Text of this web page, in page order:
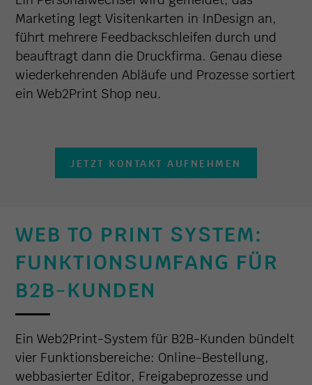
Marketing legt Visitenkarten in InDesign an,
führt mehrere Feedbackschleifen durch und
beauftragt dann die Druckfirma. Genau diese
wiederkehrenden Abläufe und Prozesse sortiert
ein Web2Print Shop neu.
JETZT KONTAKT AUFNEHMEN
WEB TO PRINT SYSTEM:
FUNKTIONSUMFANG FÜR
B2B-KUNDEN
Ein Web2Print-System für B2B-Kunden bündelt
vier Funktionsbereiche: Online-Bestellung,
webbasierter Editor, Freigabeprozesse und